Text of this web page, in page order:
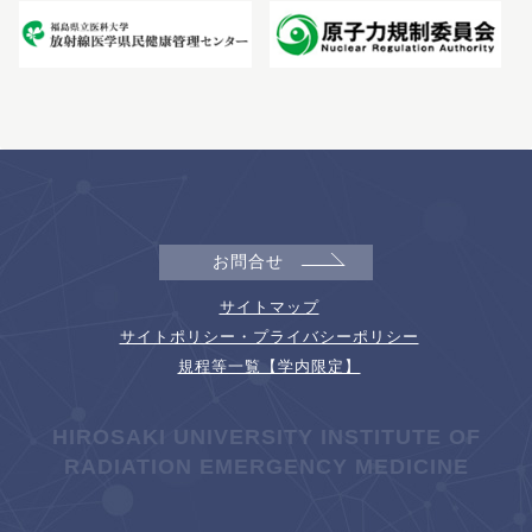
お問合せ
サイトマップ
サイトポリシー・プライバシーポリシー
規程等一覧【学内限定】
HIROSAKI UNIVERSITY INSTITUTE OF
RADIATION EMERGENCY MEDICINE